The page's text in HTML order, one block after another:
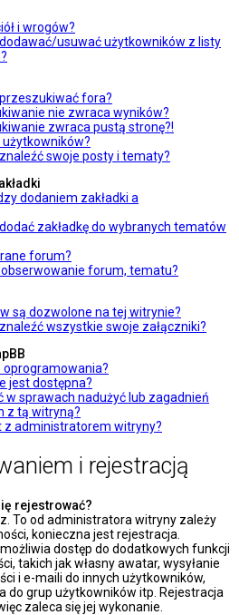
i wrogów?
usuwać użytkowników z listy
fora?
nie zwraca wyników?
zwraca pustą stronę?!
swoje posty i tematy?
dodaniem zakładki a
zakładkę do wybranych tematów
forum?
obserwowanie forum, tematu?
są dozwolone na tej witrynie?
wszystkie swoje załączniki?
oprogramowania?
jest dostępna?
w sprawach nadużyć lub zagadnień
z tą witryną?
administratorem witryny?
i rejestracją
rejestrować?
To od administratora witryny zależy
konieczna jest rejestracja.
dostęp do dodatkowych funkcji
takich jak własny awatar, wysyłanie
i e-maili do innych użytkowników,
do grup użytkowników itp. Rejestracja
zaleca się jej wykonanie.